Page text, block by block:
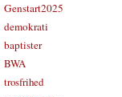
Genstart2025
demokrati
baptister
BWA
trosfrihed